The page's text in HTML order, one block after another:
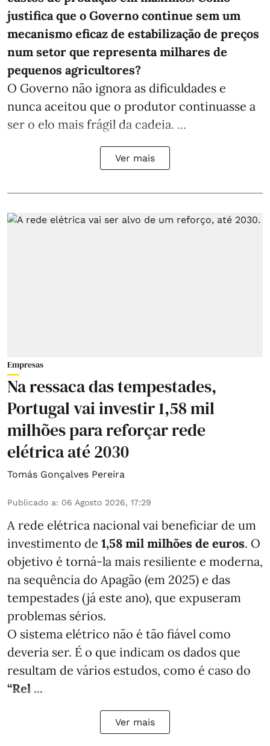
justifica que o Governo continue sem um
mecanismo eficaz de estabilização de preços
num setor que representa milhares de
pequenos agricultores?
O Governo não ignora as dificuldades e
nunca aceitou que o produtor continuasse a
ser o elo mais frágil da cadeia. ...
Ver mais
Empresas
Na ressaca das tempestades,
Portugal vai investir 1,58 mil
milhões para reforçar rede
elétrica até 2030
Tomás Gonçalves Pereira
Publicado a: 06 Agosto 2026, 17:29
A rede elétrica nacional vai beneficiar de um
investimento de 1,58 mil milhões de euros. O
objetivo é torná-la mais resiliente e moderna,
na sequência do Apagão (em 2025) e das
tempestades (já este ano), que expuseram
problemas sérios.
O sistema elétrico não é tão fiável como
deveria ser. É o que indicam os dados que
resultam de vários estudos, como é caso do
“Rel ...
Ver mais